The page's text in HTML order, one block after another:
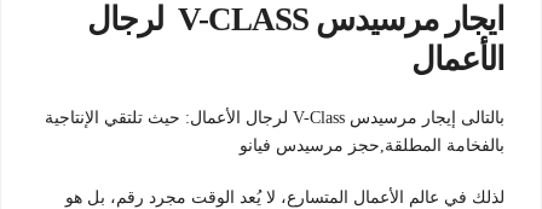
ايجار مرسيدس V-CLASS لرجال
الأعمال
بالتالى إيجار مرسيدس V-Class لرجال الأعمال: حيث تلتقي الإنتاجية
بالفخامة المطلقة,حجز مرسيدس فيانو
لذلك في عالم الأعمال المتسارع، لا يُعد الوقت مجرد رقم، بل هو